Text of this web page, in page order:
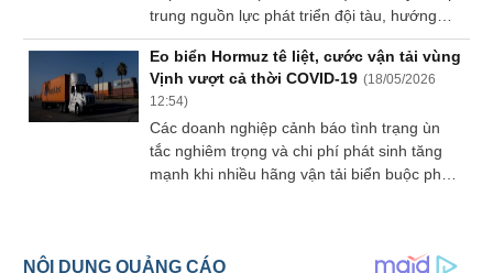
trung nguồn lực phát triển đội tàu, hướng
đến vị thế không chỉ là nhà khai thác vận tải
mà còn là một chủ tàu cung cấp dịch vụ cho
thuê tàu uy tín, có thương hiệu trên thị
trường hàng hải quốc tế.
Eo biển Hormuz tê liệt, cước vận tải vùng
Vịnh vượt cả thời COVID-19 (18/05/2026
12:54)
Các doanh nghiệp cảnh báo tình trạng ùn
tắc nghiêm trọng và chi phí phát sinh tăng
mạnh khi nhiều hãng vận tải biển buộc phải